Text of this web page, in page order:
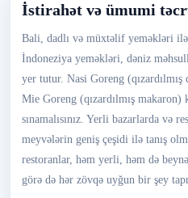
İstirahət və ümumi
Bali, dadlı və müxtəlif yeməkləri ilə
İndoneziya yeməkləri, dəniz
yer tutur. Nasi Goreng
Mie Goreng (qızardılmış
sınamalısınız. Yerli bazarlarda və
meyvələrin geniş çeşidi ilə tanış
restoranlar, həm yerli, həm də
görə də hər zövqə uyğun bir şey